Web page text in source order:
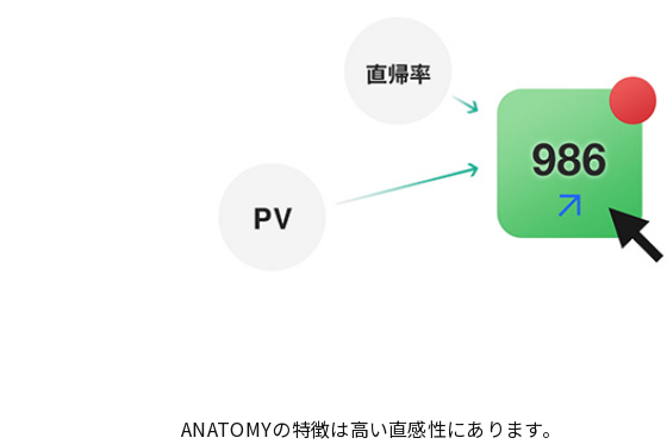
ANATOMYの特徴は高い直感性にあります。